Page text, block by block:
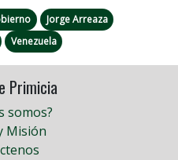
Jorge Arreaza
Venezuela
Primicia
somos?
Misión